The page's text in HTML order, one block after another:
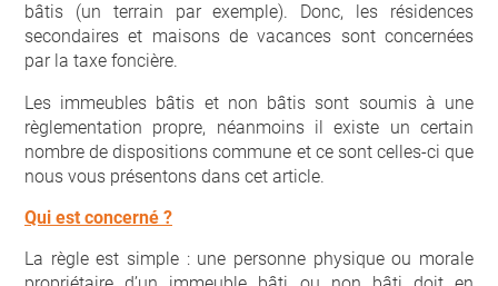
bâtis (un terrain par exemple). Donc, les résidences
secondaires et maisons de vacances sont concernées
par la taxe foncière.
Les immeubles bâtis et non bâtis sont soumis à une
règlementation propre, néanmoins il existe un certain
nombre de dispositions commune et ce sont celles-ci que
nous vous présentons dans cet article.
Qui est concerné ?
La règle est simple : une personne physique ou morale